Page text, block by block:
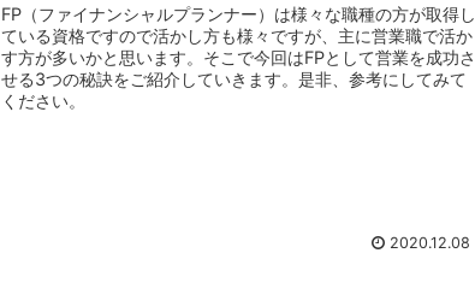
FP（ファイナンシャルプランナー）は様々な職種の方が取得し
ている資格ですので活かし方も様々ですが、主に営業職で活か
す方が多いかと思います。そこで今回はFPとして営業を成功さ
せる3つの秘訣をご紹介していきます。是非、参考にしてみて
ください。
2020.12.08